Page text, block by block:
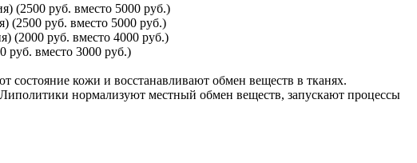
(2500 руб. вместо 5000 руб.)
руб. вместо 5000 руб.)
(2000 руб. вместо 4000 руб.)
вместо 3000 руб.)
кожи и восстанавливают обмен веществ в тканях.
нормализуют местный обмен веществ, запускают процессы